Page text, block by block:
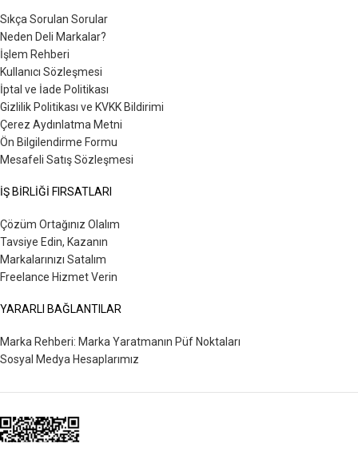
Sıkça Sorulan Sorular
Neden Deli Markalar?
İşlem Rehberi
Kullanıcı Sözleşmesi
İptal ve İade Politikası
Gizlilik Politikası ve KVKK Bildirimi
Çerez Aydınlatma Metni
Ön Bilgilendirme Formu
Mesafeli Satış Sözleşmesi
İŞ BİRLİĞİ FIRSATLARI
Çözüm Ortağınız Olalım
Tavsiye Edin, Kazanın
Markalarınızı Satalım
Freelance Hizmet Verin
YARARLI BAĞLANTILAR
Marka Rehberi: Marka Yaratmanın Püf Noktaları
Sosyal Medya Hesaplarımız